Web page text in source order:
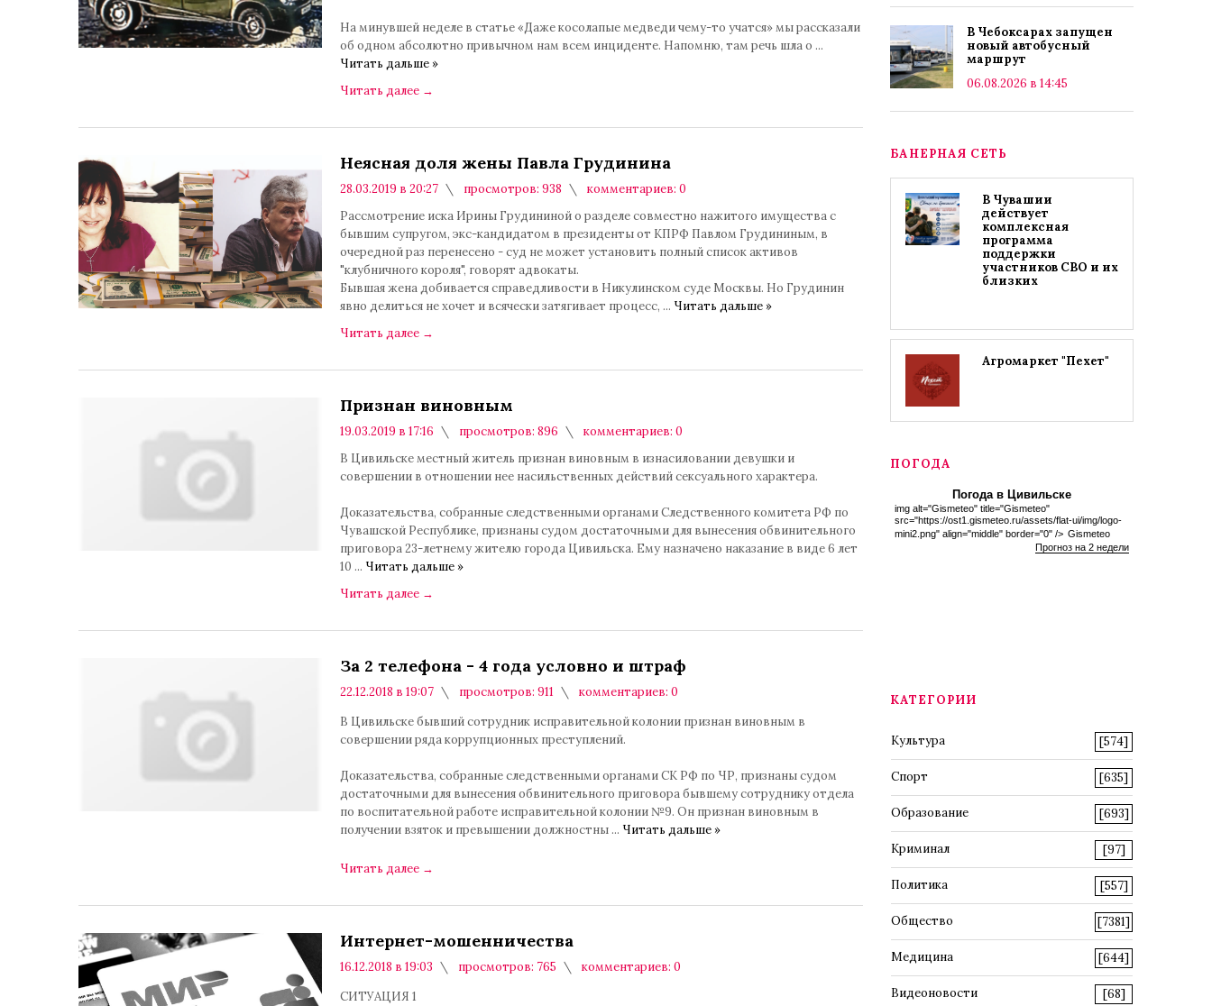
На минувшей неделе в статье «Даже косолапые медведи чему-то учатся» мы рассказали
об одном абсолютно привычном нам всем инциденте. Напомню, там речь шла о ...
Читать дальше »
Читать далее →
Неясная доля жены Павла Грудинина
28.03.2019 в 20:27 просмотров: 938
комментариев: 0
Рассмотрение иска Ирины Грудининой о разделе совместно нажитого имущества с
бывшим супругом, экс-кандидатом в президенты от КПРФ Павлом Грудининым, в
очередной раз перенесено - суд не может установить полный список активов
"клубничного короля", говорят адвокаты.
Бывшая жена добивается справедливости в Никулинском суде Москвы. Но Грудинин
явно делиться не хочет и всячески затягивает процесс, ... Читать дальше »
Читать далее →
Признан виновным
19.03.2019 в 17:16 просмотров: 896
комментариев: 0
В Цивильске местный житель признан виновным в изнасиловании девушки и
совершении в отношении нее насильственных действий сексуального характера.
Доказательства, собранные следственными органами Следственного комитета РФ по
Чувашской Республике, признаны судом достаточными для вынесения обвинительного
приговора 23-летнему жителю города Цивильска. Ему назначено наказание в виде 6 лет
10 ... Читать дальше »
Читать далее →
За 2 телефона - 4 года условно и штраф
22.12.2018 в 19:07 просмотров: 911
комментариев: 0
В Цивильске бывший сотрудник исправительной колонии признан виновным в
совершении ряда коррупционных преступлений.
Доказательства, собранные следственными органами СК РФ по ЧР, признаны судом
достаточными для вынесения обвинительного приговора бывшему сотруднику отдела
по воспитательной работе исправительной колонии №9. Он признан виновным в
получении взяток и превышении должностны ... Читать дальше »
Читать далее →
Интернет-мошенничества
16.12.2018 в 19:03 просмотров: 765
комментариев: 0
СИТУАЦИЯ 1
В Чебоксарах запущен
новый автобусный
маршрут
06.08.2026 в 14:45
БАНЕРНАЯ СЕТЬ
В Чувашии
действует
комплексная
программа
поддержки
участников СВО и их
близких
Агромаркет "Пехет"
ПОГОДА
Погода в Цивильске
img alt="Gismeteo" title="Gismeteo"
src="https://ost1.gismeteo.ru/assets/flat-ui/img/logo-
mini2.png" align="middle" border="0" /> Gismeteo
Прогноз на 2 недели
КАТЕГОРИИ
Культура [574]
Спорт [635]
Образование [693]
Криминал [97]
Политика [557]
Общество [7381]
Медицина [644]
Видеоновости [68]